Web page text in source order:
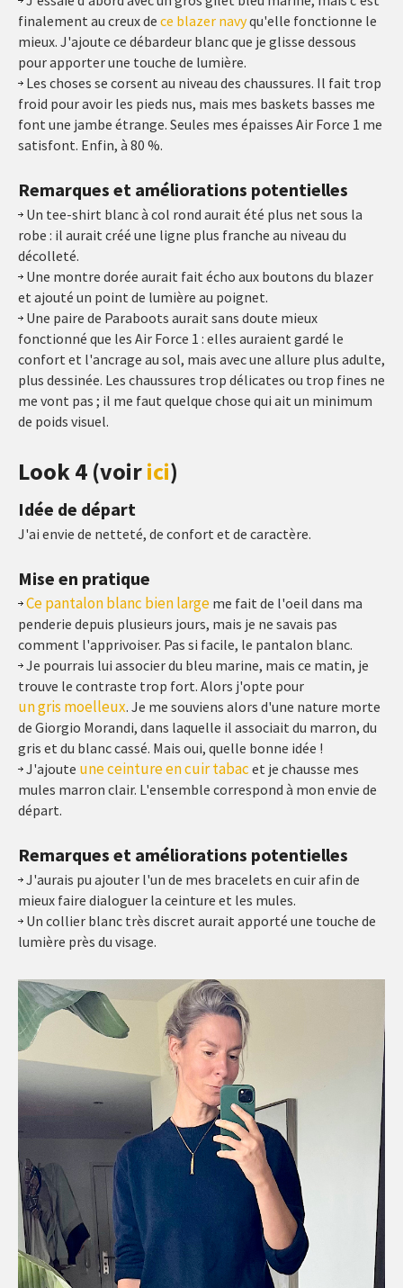
finalement au creux de ce blazer navyqu'elle fonctionne le
mieux. J'ajoute ce débardeur blanc que je glisse dessous
pour apporter une touche de lumière.
Les choses se corsent au niveau des chaussures. Il fait trop
froid pour avoir les pieds nus, mais mes baskets basses me
font une jambe étrange. Seules mes épaisses Air Force 1 me
satisfont. Enfin, à 80 %.
Remarques et améliorations potentielles
Un tee-shirt blanc à col rond aurait été plus net sous la
robe : il aurait créé une ligne plus franche au niveau du
décolleté.
Une montre dorée aurait fait écho aux boutons du blazer
et ajouté un point de lumière au poignet.
Une paire de Paraboots aurait sans doute mieux
fonctionné que les Air Force 1 : elles auraient gardé le
confort et l'ancrage au sol, mais avec une allure plus adulte,
plus dessinée. Les chaussures trop délicates ou trop fines ne
me vont pas ; il me faut quelque chose qui ait un minimum
de poids visuel.
Look 4 (voirici)
Idée de départ
J'ai envie de netteté, de confort et de caractère.
Mise en pratique
Ce pantalon blanc bien large me fait de l'oeil dans ma
penderie depuis plusieurs jours, mais je ne savais pas
comment l'apprivoiser. Pas si facile, le pantalon blanc.
Je pourrais lui associer du bleu marine, mais ce matin, je
trouve le contraste trop fort. Alors j'opte pour
un gris moelleux. Je me souviens alors d'une nature morte
de Giorgio Morandi, dans laquelle il associait du marron, du
gris et du blanc cassé. Mais oui, quelle bonne idée !
J'ajoute une ceinture en cuir tabac et je chausse mes
mules marron clair. L'ensemble correspond à mon envie de
départ.
Remarques et améliorations potentielles
J'aurais pu ajouter l'un de mes bracelets en cuir afin de
mieux faire dialoguer la ceinture et les mules.
Un collier blanc très discret aurait apporté une touche de
lumière près du visage.